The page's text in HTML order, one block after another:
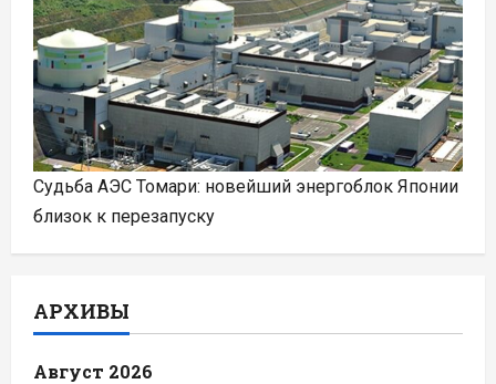
Судьба АЭС Томари: новейший энергоблок Японии
близок к перезапуску
АРХИВЫ
Август 2026